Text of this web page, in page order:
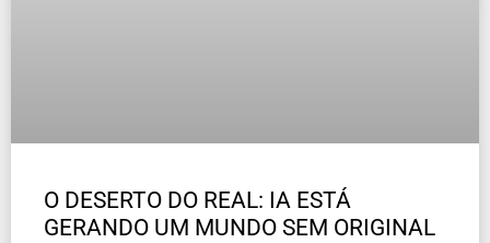
O DESERTO DO REAL: IA ESTÁ
GERANDO UM MUNDO SEM ORIGINAL